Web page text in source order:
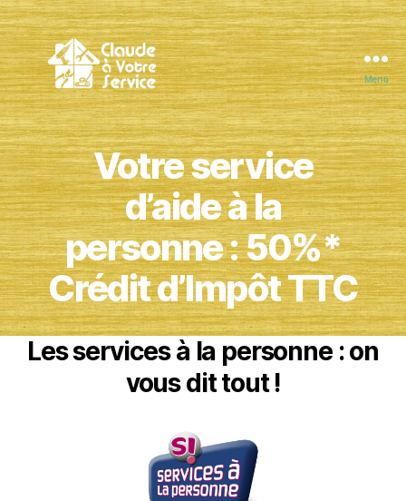
Claude
à
Votre
Service
Menu
Votre service
d’aide à la
personne : 50%*
Crédit d’Impôt TTC
Les services à la personne : on
vous dit tout !